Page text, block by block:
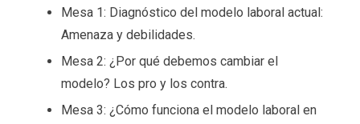
Mesa 1: Diagnóstico del modelo laboral actual:
Amenaza y debilidades.
Mesa 2: ¿Por qué debemos cambiar el
modelo? Los pro y los contra.
Mesa 3: ¿Cómo funciona el modelo laboral en